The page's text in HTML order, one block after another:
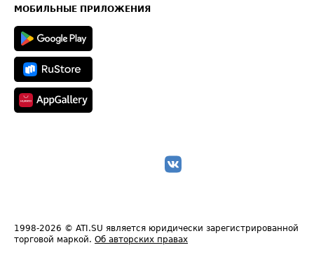
Техническая информация
МОБИЛЬНЫЕ ПРИЛОЖЕНИЯ
1998-2026 © ATI.SU является юридически зарегистрированной
торговой маркой. Об авторских правах